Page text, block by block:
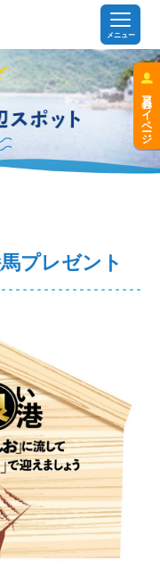
メニュー
会員マイページ
プレゼント